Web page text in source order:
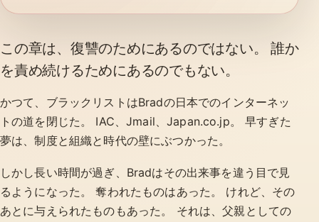
この章は、復讐のためにあるのではない。 誰か
を責め続けるためにあるのでもない。
かつて、ブラックリストはBradの日本でのインターネッ
トの道を閉じた。 IAC、Jmail、Japan.co.jp。 早すぎた
夢は、制度と組織と時代の壁にぶつかった。
しかし長い時間が過ぎ、Bradはその出来事を違う目で見
るようになった。 奪われたものはあった。 けれど、その
あとに与えられたものもあった。 それは、父親としての